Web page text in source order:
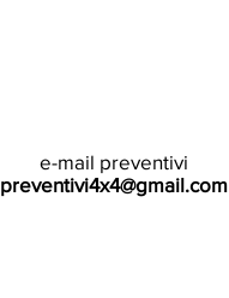
e-mail preventivi
preventivi4x4@gmail.com